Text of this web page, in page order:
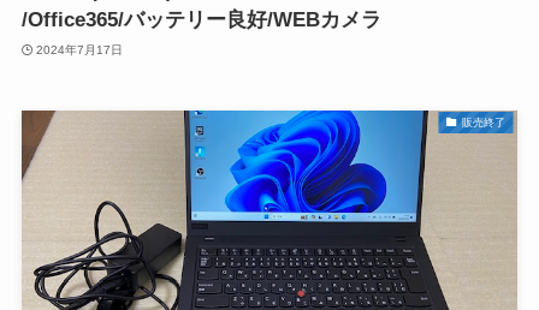
/Office365/バッテリー良好/WEBカメラ
2024年7月17日
販売終了